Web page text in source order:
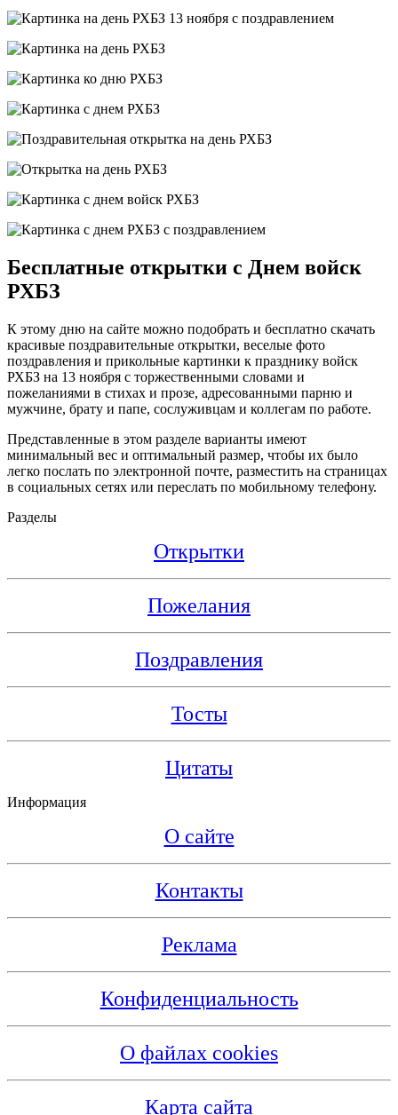
Бесплатные открытки с Днем войск
РХБЗ
К этому дню на сайте можно подобрать и бесплатно скачать
красивые поздравительные открытки, веселые фото
поздравления и прикольные картинки к празднику войск
РХБЗ на 13 ноября с торжественными словами и
пожеланиями в стихах и прозе, адресованными парню и
мужчине, брату и папе, сослуживцам и коллегам по работе.
Представленные в этом разделе варианты имеют
минимальный вес и оптимальный размер, чтобы их было
легко послать по электронной почте, разместить на страницах
в социальных сетях или переслать по мобильному телефону.
Разделы
Открытки
Пожелания
Поздравления
Тосты
Цитаты
Информация
О сайте
Контакты
Реклама
Конфиденциальность
О файлах cookies
Карта сайта